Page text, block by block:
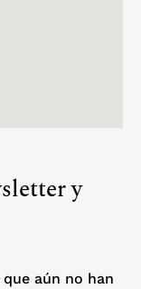
y
aún no han